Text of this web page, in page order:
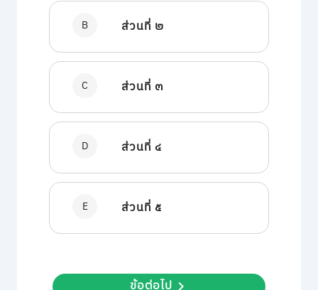
B ส่วนที่ ๒
C ส่วนที่ ๓
D ส่วนที่ ๔
E ส่วนที่ ๕